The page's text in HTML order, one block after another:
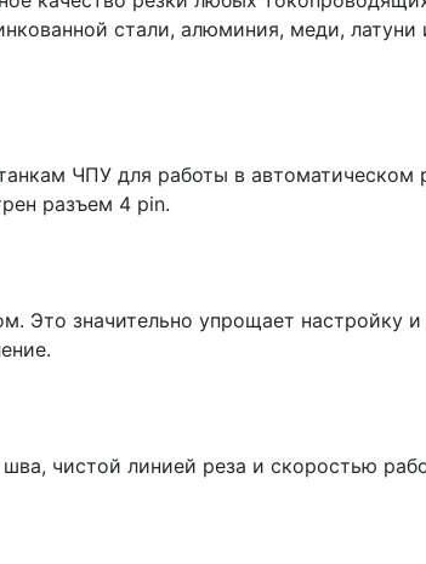
стали, алюминия, меди, латуни
ЧПУ для работы в автоматическом
разъем 4 pin.
Это значительно упрощает настройку и
чистой линией реза и скоростью